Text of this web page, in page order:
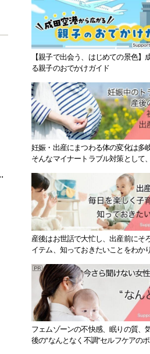
【親子で出会う、はじめての景色】
る親子のおでかけガイド
妊娠・出産にまつわる体の変化は多
そんなマイナートラブル対策として
産後はお世話で大忙し、出産前にそ
イテム、知っておきたいことをわか
フェムゾーンの不快感、眠りの質、
後の“なんとなく不調”セルフケアの